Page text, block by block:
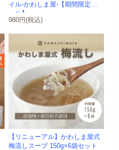
イル-かわしま屋-【期間限定セ
ール】
980円(税込)
【リニューアル】かわしま屋式
梅流しスープ 150g×6袋セット